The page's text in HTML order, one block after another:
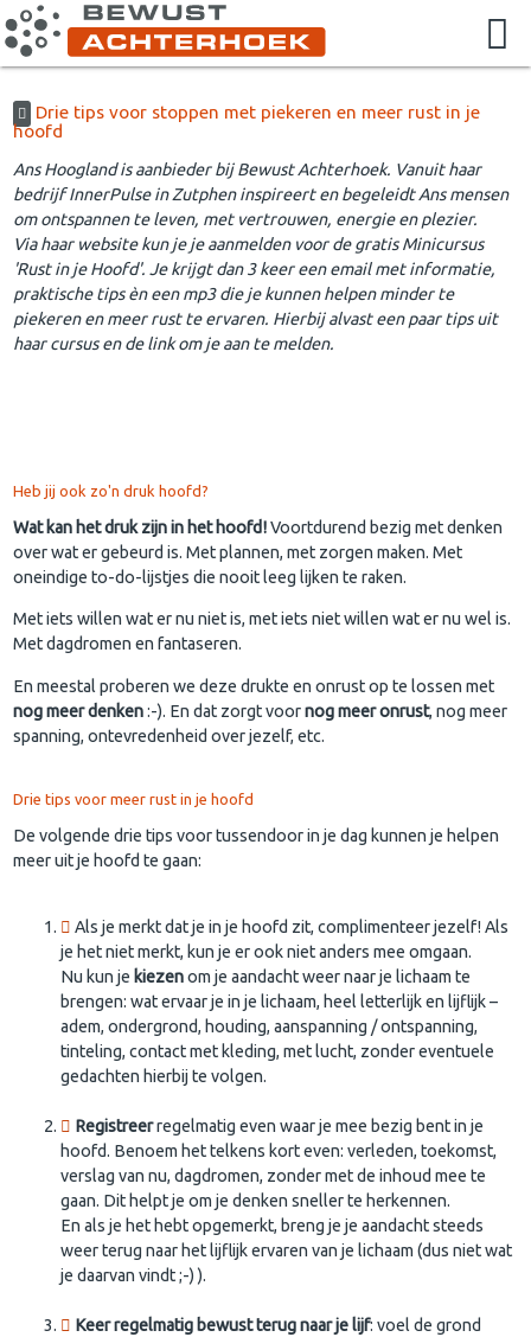
Drie tips voor stoppen met piekeren en meer rust in je
hoofd
Ans Hoogland is aanbieder bij Bewust Achterhoek. Vanuit haar
bedrijf InnerPulse in Zutphen inspireert en begeleidt Ans mensen
om ontspannen te leven, met vertrouwen, energie en plezier.
​Via haar website kun je je aanmelden voor de gratis Minicursus
'Rust in je Hoofd'. Je krijgt dan 3 keer een email met informatie,
praktische tips èn een mp3 die je kunnen helpen minder te
piekeren en meer rust te ervaren. Hierbij alvast een paar tips uit
haar cursus en de link om je aan te melden.
Heb jij ook zo'n druk hoofd?
Wat kan het druk zijn in het hoofd!Voortdurend bezig met denken
over wat er gebeurd is. Met plannen, met zorgen maken. Met
oneindige to-do-lijstjes die nooit leeg lijken te raken.
Met iets willen wat er nu niet is, met iets niet willen wat er nu wel is.
Met dagdromen en fantaseren.
En meestal proberen we deze drukte en onrust op te lossen met
nog meer denken:-). En dat zorgt voornog meer onrust, nog meer
spanning, ontevredenheid over jezelf, etc.
Drie tips voor meer rust in je hoofd
De volgende drie tips voor tussendoor in je dag kunnen je helpen
meer uit je hoofd te gaan:
Als je merkt dat je in je hoofd zit, complimenteer jezelf! Als
je het niet merkt, kun je er ook niet anders mee omgaan.
Nu kun je kiezenom je aandacht weer naar je lichaam te
brengen: wat ervaar je in je lichaam, heel letterlijk en lijflijk –
adem, ondergrond, houding, aanspanning / ontspanning,
tinteling, contact met kleding, met lucht, zonder eventuele
gedachten hierbij te volgen.
Registreerregelmatig even waar je mee bezig bent in je
hoofd. Benoem het telkens kort even: verleden, toekomst,
verslag van nu, dagdromen, zonder met de inhoud mee te
gaan. Dit helpt je om je denken sneller te herkennen.
​En als je het hebt opgemerkt, breng je je aandacht steeds
weer terug naar het lijflijk ervaren van je lichaam (dus niet wat
je daarvan vindt ;-) ).
Keer regelmatig bewust terug naar je lijf: voel de grond